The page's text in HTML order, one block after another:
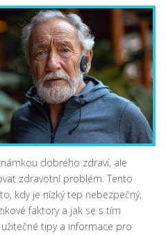
dobrého zdraví, ale
zdravotní problém. Tento
kdy je nízký tep nebezpečný,
faktory a jak se s tím
tipy a informace pro